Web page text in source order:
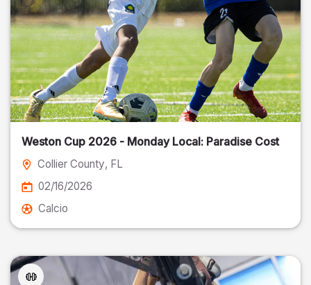
Weston Cup 2026 - Monday Local: Paradise Cost
Collier County, FL
02/16/2026
Calcio